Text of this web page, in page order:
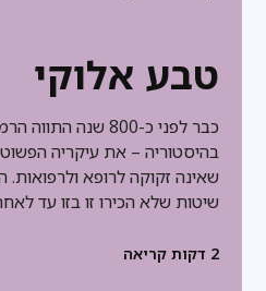
טבע אלוקי
כבר לפני כ-800 שנה
בהיסטוריה – את עיקריה
שאינה זקוקה לרופא ולרפואות.
שיטות שלא הכירו זו בזו עד
2 דקות קריאה